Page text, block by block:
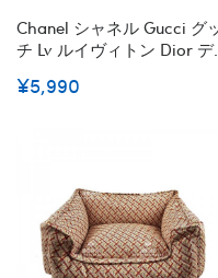
Chanel シャネル Gucci グ
チ Lv ルイヴィトン Dior デ
ームハイブランドペット用
¥5,990